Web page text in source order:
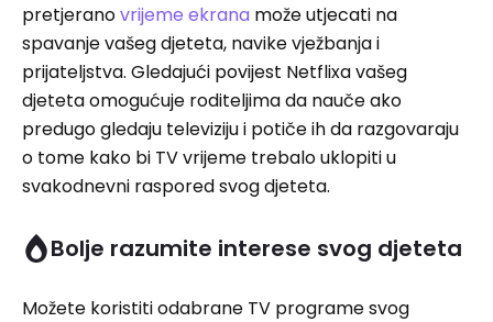
pretjeranovrijeme ekrana može utjecati na
spavanje vašeg djeteta, navike vježbanja i
prijateljstva. Gledajući povijest Netflixa vašeg
djeteta omogućuje roditeljima da nauče ako
predugo gledaju televiziju i potiče ih da razgovaraju
o tome kako bi TV vrijeme trebalo uklopiti u
svakodnevni raspored svog djeteta.
Bolje razumite interese svog djeteta
Možete koristiti odabrane TV programe svog